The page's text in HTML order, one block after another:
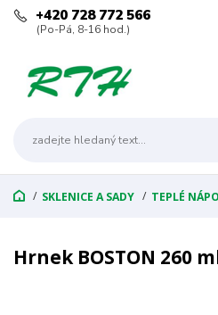
+420 728 772 566
(Po-Pá, 8-16 hod.)
SKLENICE A SADY TEPLÉ
Hrnek BOSTON 260